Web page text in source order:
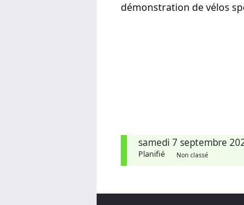
démonstration de vélos
samedi 7 septembre
Planifié Non classé